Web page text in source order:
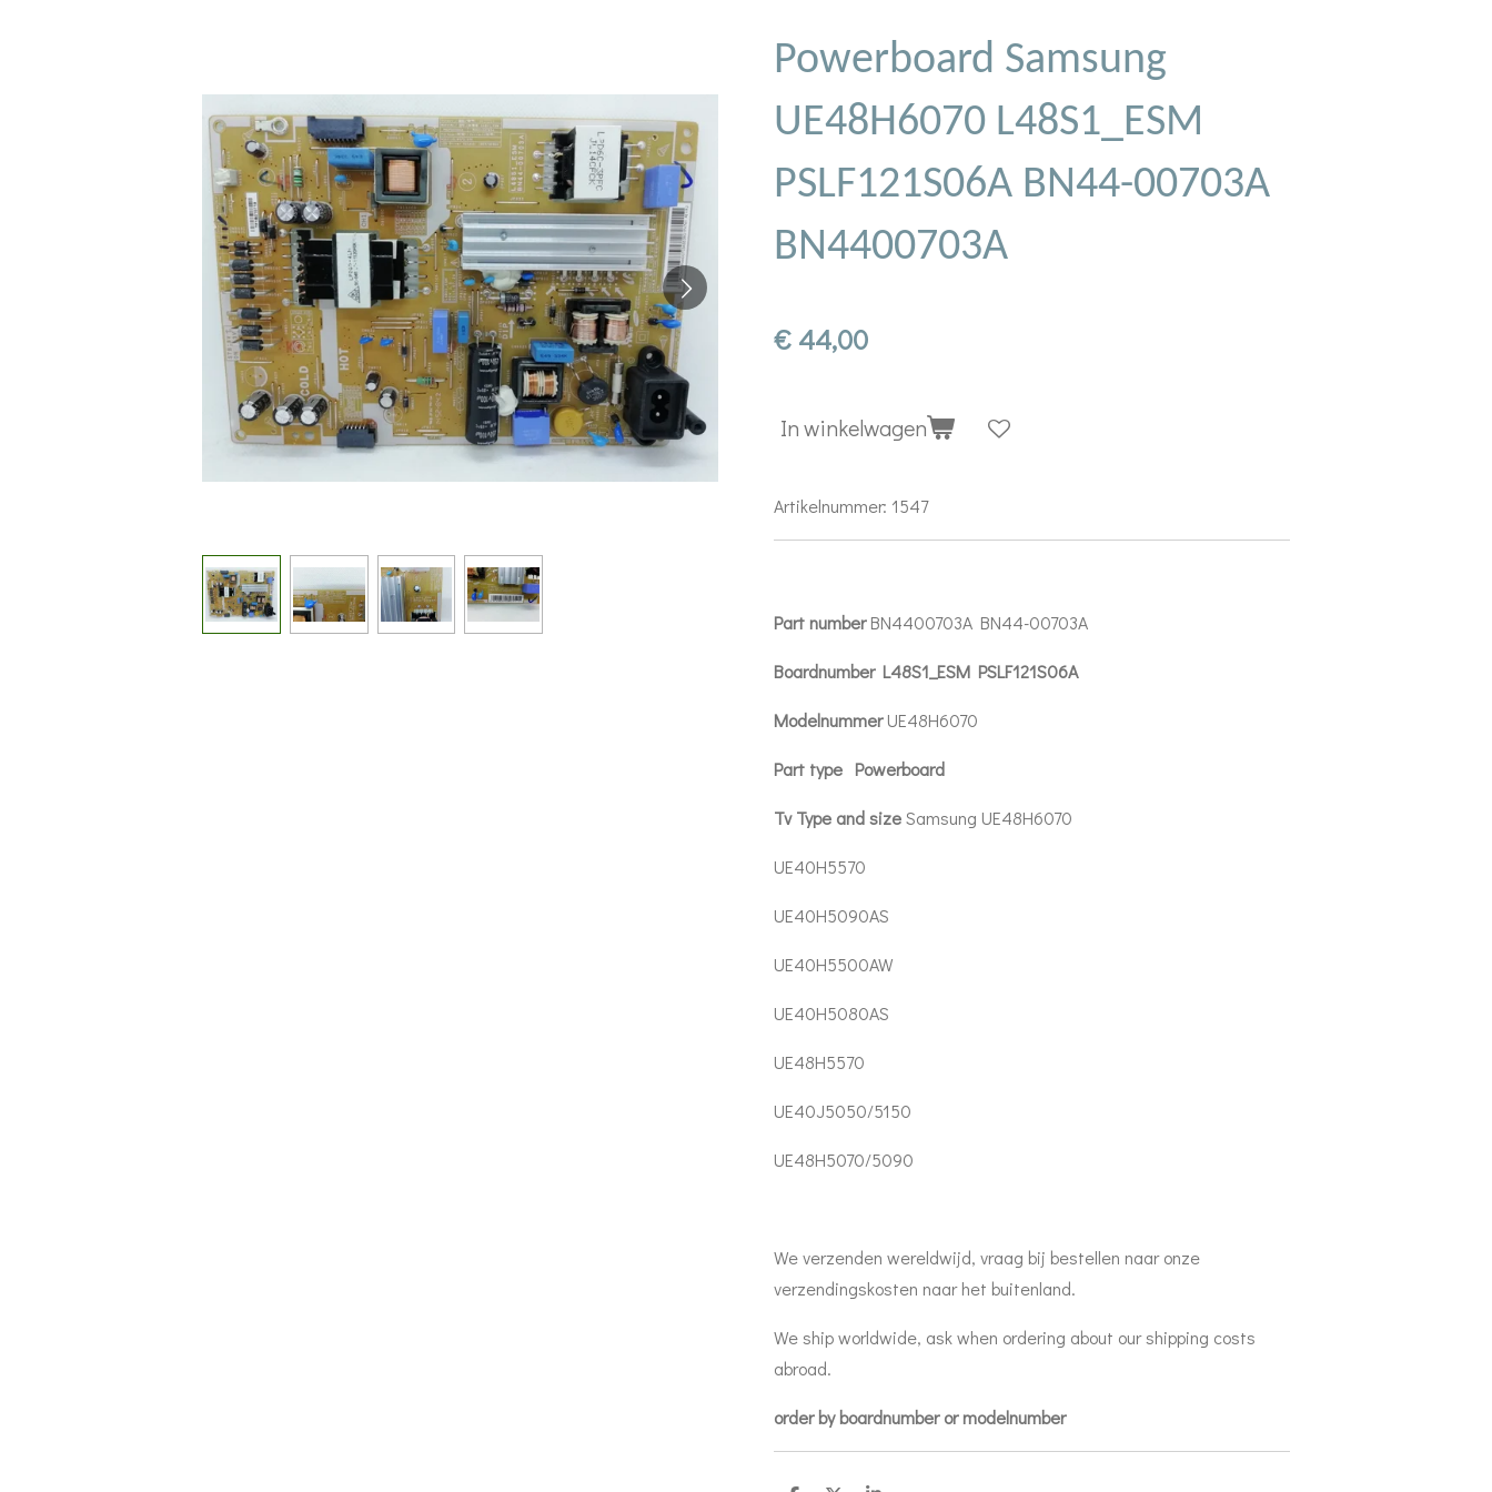
Powerboard Samsung
UE48H6070 L48S1_ESM
PSLF121S06A BN44-00703A
BN4400703A
€ 44,00
In winkelwagen
Artikelnummer: 1547
Part numberBN4400703A BN44-00703A
Boardnumber L48S1_ESM PSLF121S06A
ModelnummerUE48H6070
Part type Powerboard
Tv Type and sizeSamsung UE48H6070
UE40H5570
UE40H5090AS
UE40H5500AW
UE40H5080AS
UE48H5570
UE40J5050/5150
UE48H5070/5090
We verzenden wereldwijd, vraag bij bestellen naar onze
verzendingskosten naar het buitenland.
We ship worldwide, ask when ordering about our shipping costs
abroad.
order by boardnumber or modelnumber